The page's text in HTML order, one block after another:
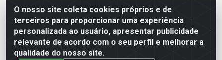
O nosso site coleta cookies próprios e de
terceiros para proporcionar uma experiência
personalizada ao usuário, apresentar publicidade
relevante de acordo com o seu perfil e melhorar a
qualidade do nosso site.
Kgmlan Distribuidora LTDA - CNPJ 18.217.682/0001-54 -
Rua Pedro de Barros Cavalcante, 58 - Bultrins, Olinda/PE
- CEP 53320-110